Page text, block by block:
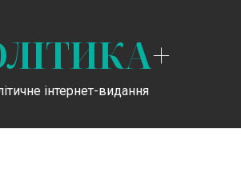
+
інтернет-видання